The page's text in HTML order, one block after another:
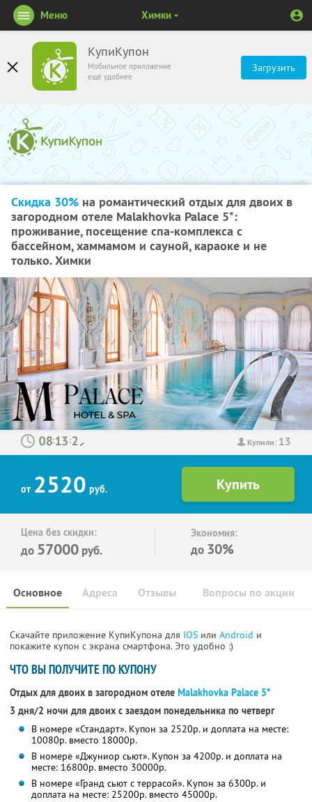
КупиКупон
Мобильное приложение
ещё удобнее
Загрузить
Меню Химки
Скидка 30% на романтический отдых для двоих в
загородном отеле Malakhovka Palace 5*:
проживание, посещение спа-комплекса с
бассейном, хаммамом и сауной, караоке и не
только. Химки
Купили: 13
: :
от 2520 руб.
Цена без скидки:
до 57000 руб.
Экономия:
до 30%
Основное Отзывы Вопросы по акции
Адреса
Скачайте приложение КупиКупона для IOS или Android и
покажите купон с экрана смартфона. Это удобно :)
ЧТО ВЫ ПОЛУЧИТЕ ПО КУПОНУ
Отдых для двоих в загородном отеле Malakhovka Palace 5*
3 дня/2 ночи для двоих с заездом понедельника по четверг
В номере «Стандарт». Купон за 2520р. и доплата на месте:
10080р. вместо 18000р.
В номере «Джуниор сьют». Купон за 4200р. и доплата на
месте: 16800р. вместо 30000р.
В номере «Гранд сьют с террасой». Купон за 6300р. и
доплата на месте: 25200р. вместо 45000р.